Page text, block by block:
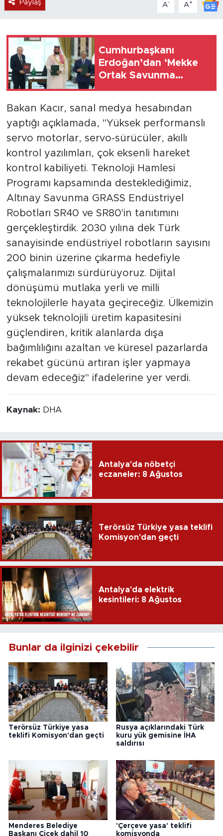
Paylaş A- A+
Cumhurbaşkanı
Erdoğan’dan ‘Mekke
Ortak Savunma
Bakan Kacır, sanal medya hesabından
yaptığı açıklamada, "Yüksek performanslı
servo motorlar, servo-sürücüler, akıllı
kontrol yazılımları, çok eksenli hareket
kontrol kabiliyeti. Teknoloji Hamlesi
Programı kapsamında desteklediğimiz,
Altınay Savunma GRASS Endüstriyel
Robotları SR40 ve SR80'in tanıtımını
gerçekleştirdik. 2030 yılına dek Türk
sanayisinde endüstriyel robotların sayısını
200 binin üzerine çıkarma hedefiyle
çalışmalarımızı sürdürüyoruz. Dijital
dönüşümü mutlaka yerli ve milli
teknolojilerle hayata geçireceğiz. Ülkemizin
yüksek teknolojili üretim kapasitesini
güçlendiren, kritik alanlarda dışa
bağımlılığını azaltan ve küresel pazarlarda
rekabet gücünü artıran işler yapmaya
devam edeceğiz" ifadelerine yer verdi.
Kaynak: DHA
Antalya'da nöbetçi
eczaneler: 8 Ağustos
Terörsüz Türkiye yasa teklifi
Komisyon'dan geçti
Antalya'da elektrik
kesintileri: 8 Ağustos
Bunlar da ilginizi çekebilir
Terörsüz Türkiye yasa
teklifi Komisyon'dan geçti
Rusya açıklarındaki Türk
kuru yük gemisine İHA
saldırısı
Menderes Belediye
Başkanı Çiçek dahil 10
'Çerçeve yasa' teklifi
komisyonda